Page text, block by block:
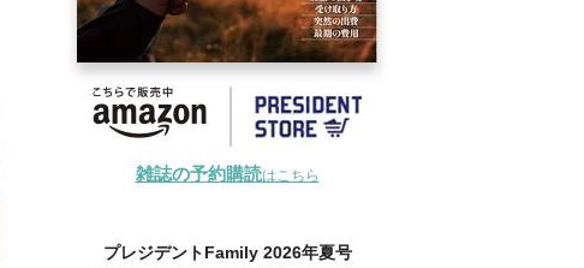
雑誌の予約購読はこちら
プレジデントFamily 2026年夏号